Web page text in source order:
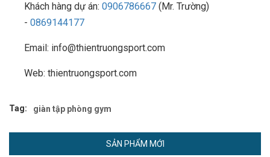
Khách hàng dự án: 0906786667 (Mr. Trường)
- 0869144177
Email: info@thientruongsport.com
Web: thientruongsport.com
Tag: giàn tập phòng gym
SẢN PHẨM MỚI